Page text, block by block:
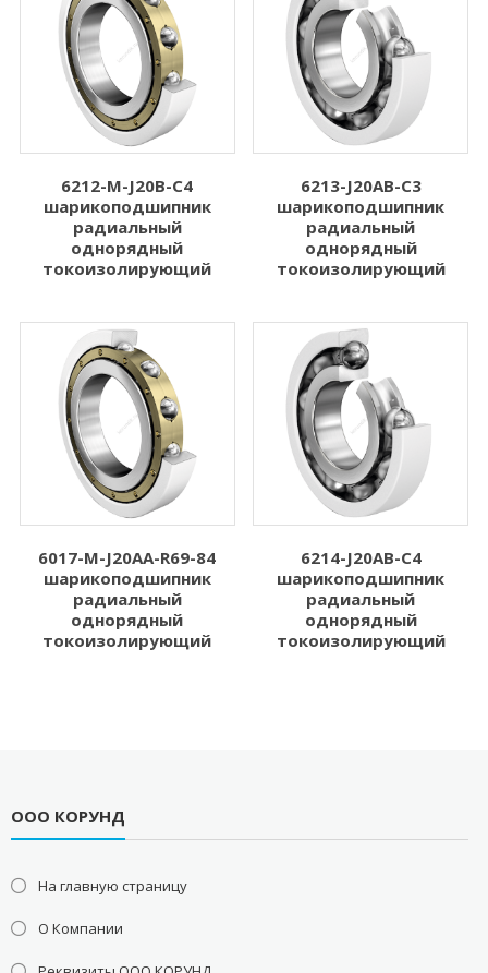
6212-M-J20B-C4
шарикоподшипник
радиальный
однорядный
токоизолирующий
6213-J20AB-C3
шарикоподшипник
радиальный
однорядный
токоизолирующий
6017-M-J20AA-R69-84
шарикоподшипник
радиальный
однорядный
токоизолирующий
6214-J20AB-C4
шарикоподшипник
радиальный
однорядный
токоизолирующий
ООО КОРУНД
На главную страницу
О Компании